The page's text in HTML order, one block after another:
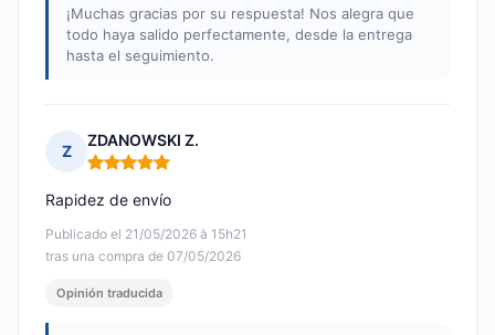
¡Muchas gracias por su respuesta! Nos alegra que
todo haya salido perfectamente, desde la entrega
hasta el seguimiento.
Z
ZDANOWSKI Z.
Nota: 5 de 5
Publicado el 21/05/2026 à 15h21
tras una compra de 07/05/2026
Rapidez de envío
Opinión traducida